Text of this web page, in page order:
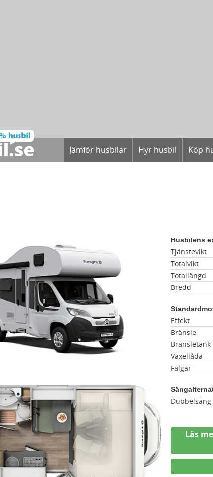
Jämför husbilar Hyr husbil Köp
Husbilens
Tjänstevikt
Totalvikt
Totallängd
Bredd
Effekt
Bränsle
Bränsletank
Växellåda
Fälgar
Läs